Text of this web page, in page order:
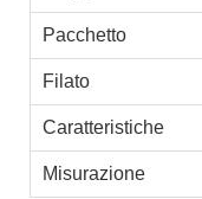
Pacchetto
Filato
Caratteristiche
Misurazione